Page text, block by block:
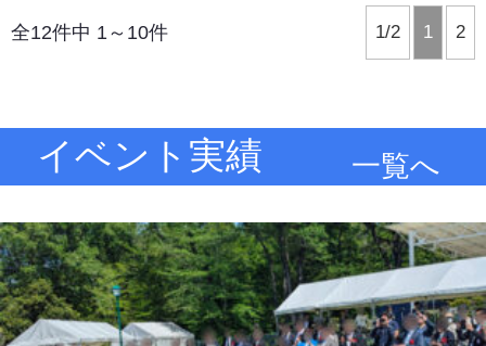
全12件中 1～10件 1/2 1 2
イベント実績 一覧へ